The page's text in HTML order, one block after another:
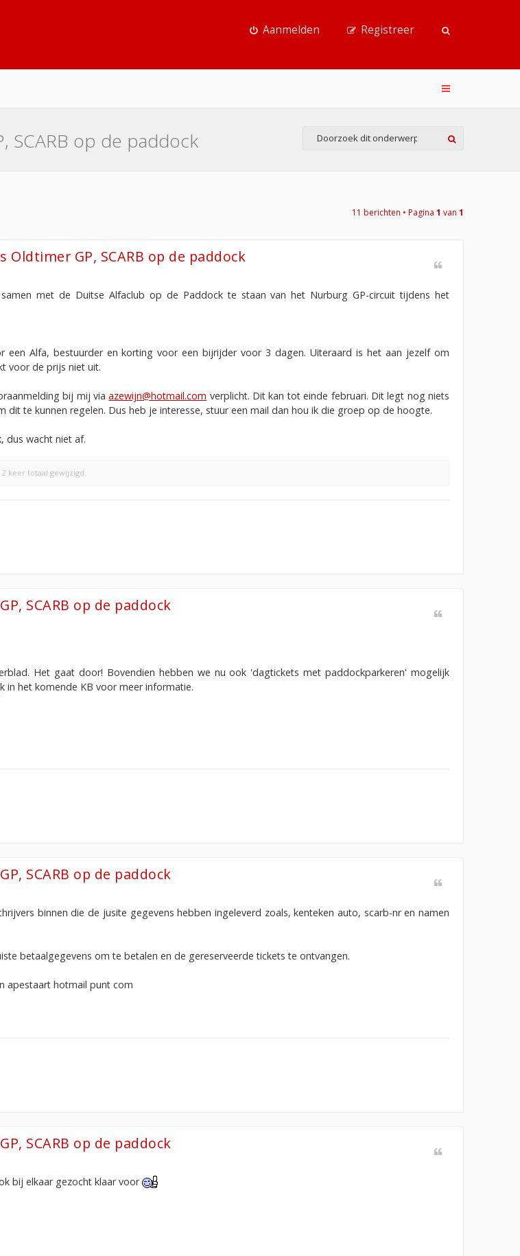
Aanmelden Registreer
SCARB op de paddock
11 berichten • Pagina 1 van 1
Oldtimer GP, SCARB op de paddock
met de Duitse Alfaclub op de Paddock te staan van het Nurburg GP-circuit tijdens het
Alfa, bestuurder en korting voor een bijrijder voor 3 dagen. Uiteraard is het aan jezelf om
voor de prijs niet uit.
bij mij viaazewijn@hotmail.com verplicht. Dit kan tot einde februari. Dit legt nog niets
dit te kunnen regelen. Dus heb je interesse, stuur een mail dan hou ik die groep op de hoogte.
dus wacht niet af.
2 keer totaal gewijzigd.
SCARB op de paddock
Het gaat door! Bovendien hebben we nu ook 'dagtickets met paddockparkeren' mogelijk
in het komende KB voor meer informatie.
SCARB op de paddock
binnen die de jusite gegevens hebben ingeleverd zoals, kenteken auto, scarb-nr en namen
betaalgegevens om te betalen en de gereserveerde tickets te ontvangen.
apestaart hotmail punt com
SCARB op de paddock
bij elkaar gezocht klaar voor